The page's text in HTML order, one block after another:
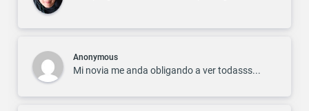
Anonymous
Mi novia me anda obligando a ver todasss...